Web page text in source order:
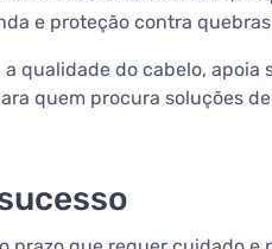
e proteção contra
qualidade do cabelo, apoia
quem procura soluções